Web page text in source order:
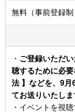
無料（事前登録制
・ ご登録いただ
聴するために必
法 】などを、9月
てお送りいたしま
・イベントを視